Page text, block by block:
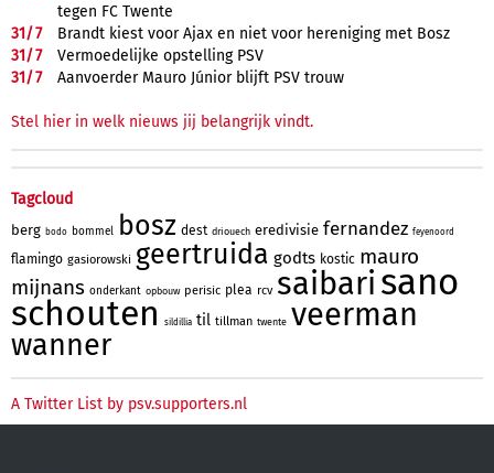
tegen FC Twente
31/7
Brandt kiest voor Ajax en niet voor hereniging met Bosz
31/7
Vermoedelijke opstelling PSV
31/7 Aanvoerder Mauro Júnior blijft PSV trouw
Stel hier in welk nieuws jij belangrijk vindt.
Tagcloud
berg bodo bommel bosz dest driouech eredivisie fernandez feyenoord
flamingo gasiorowski geertruida godts kostic mauro
mijnans onderkant opbouw perisic plea rcv saibari sano
schouten sildillia til tillman twente veerman
wanner
A Twitter List by psv.supporters.nl